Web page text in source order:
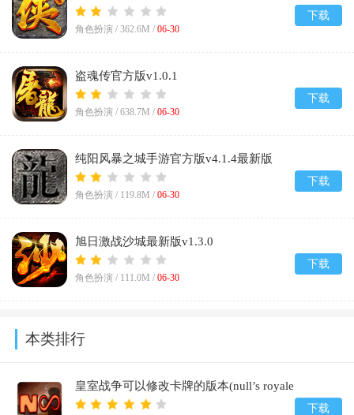
角色扮演 / 362.6M / 06-30
下载
盗魂传官方版v1.0.1
角色扮演 / 638.7M / 06-30
下载
纯阳风暴之城手游官方版v4.1.4最新版
角色扮演 / 119.8M / 06-30
下载
旭日激战沙城最新版v1.3.0
角色扮演 / 111.0M / 06-30
下载
本类排行
皇室战争可以修改卡牌的版本(null’s royale
infinity)v14.593.1
下载